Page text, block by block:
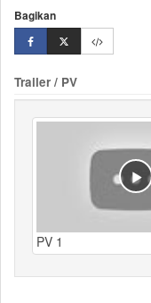
Bagikan
Trailer / PV
PV 1